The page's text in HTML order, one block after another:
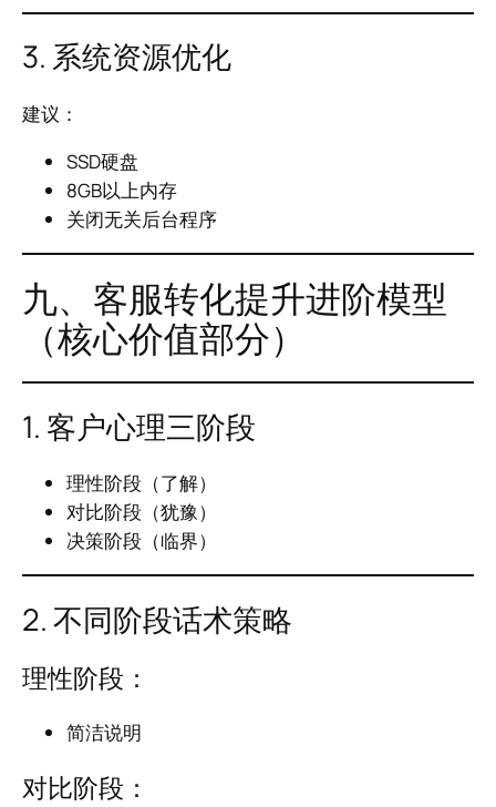
3. 系统资源优化
建议：
SSD硬盘
8GB以上内存
关闭无关后台程序
九、客服转化提升进阶模型
（核心价值部分）
1. 客户心理三阶段
理性阶段（了解）
对比阶段（犹豫）
决策阶段（临界）
2. 不同阶段话术策略
理性阶段：
简洁说明
对比阶段：